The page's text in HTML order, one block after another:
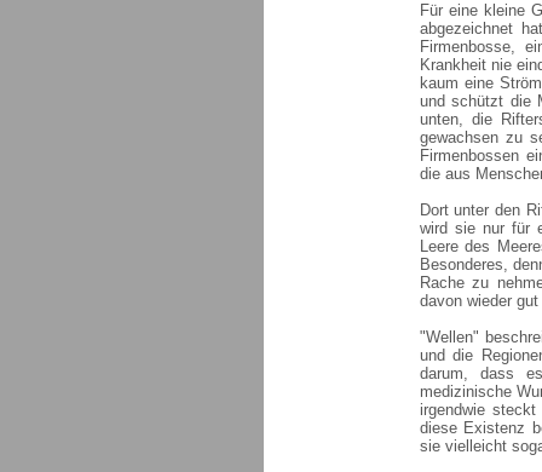
Für eine kleine
abgezeichnet
Firmenbosse,
Krankheit nie
kaum eine
und schützt die
unten, die
gewachsen zu
Firmenbossen
die aus
Dort unter den
wird sie nur für
Leere des
Besonderes,
Rache zu
davon wieder
"Wellen"
und die
darum, dass
medizinische
irgendwie
diese Existenz
sie vielleicht